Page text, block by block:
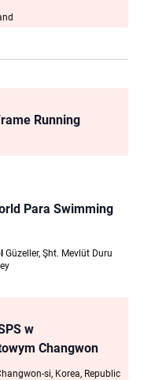
Running
Para Swimming
Güzeller, Şht. Mevlüt Duru
w
Changwon
si, Korea, Republic